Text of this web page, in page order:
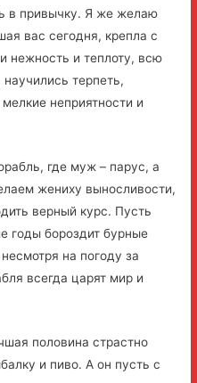
в привычку. Я же желаю
вас сегодня, крепла с
нежность и теплоту, всю
терпеть,
неприятности и
где муж – парус, а
жениху выносливости,
верный курс. Пусть
годы бороздит бурные
на погоду за
всегда царят мир и
половина страстно
и пиво. А он пусть с